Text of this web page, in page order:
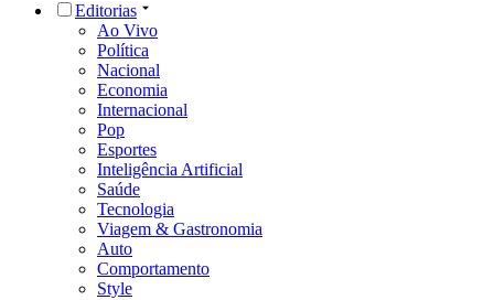
Editorias
Ao Vivo
Política
Nacional
Economia
Internacional
Pop
Esportes
Inteligência Artificial
Saúde
Tecnologia
Viagem & Gastronomia
Auto
Comportamento
Style